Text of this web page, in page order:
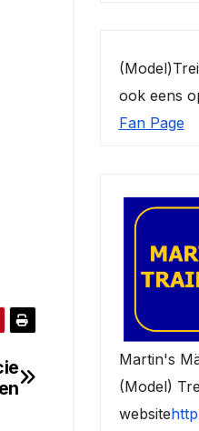
ook eens
Fan Page
Martin's
(Model)
website